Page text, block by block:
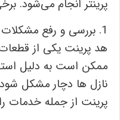
پرینتر انجام می‌شود.
هد پرینت یکی از قطعات
ممکن است به دلیل
نازل‌ ها دچار مشکل
پرینت از جمله خدمات